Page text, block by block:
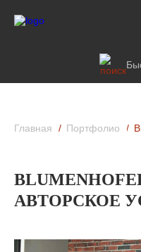
Главная Портфолио
АВТОРСКОЕ